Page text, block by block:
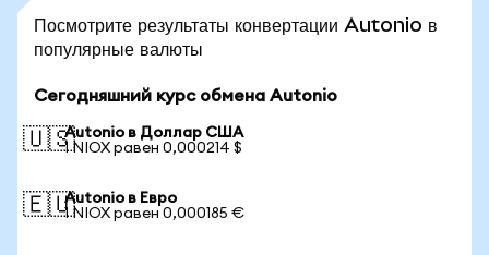
Посмотрите результаты конвертации Autonio в
популярные валюты
Сегодняшний курс обмена Autonio
🇺🇸Autonio в Доллар США
1 NIOX равен 0,000214 $
🇪🇺Autonio в Евро
1 NIOX равен 0,000185 €